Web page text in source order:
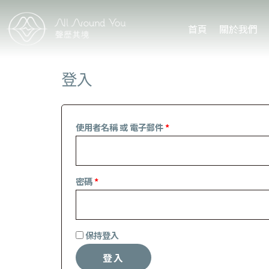
首頁 關於我們
登入
使用者名稱 或 電子郵件*
密碼*
Alternative:
保持登入
登入